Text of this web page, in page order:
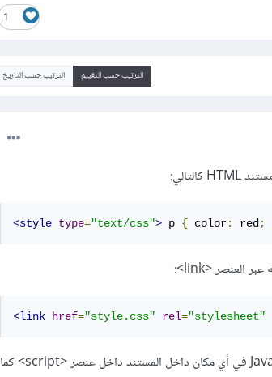
1
الترتيب حسب التقييم الترتيب حسب التاريخ
<style type="text/css"> p { color: red;
<link href="style.css" rel="stylesheet"
نفس الأمر بالنسبة للجافاسكربت، يمكنك تضمين شيفرة JavaScript في أي مكان داخل المستند داخل عنصر <script> كما